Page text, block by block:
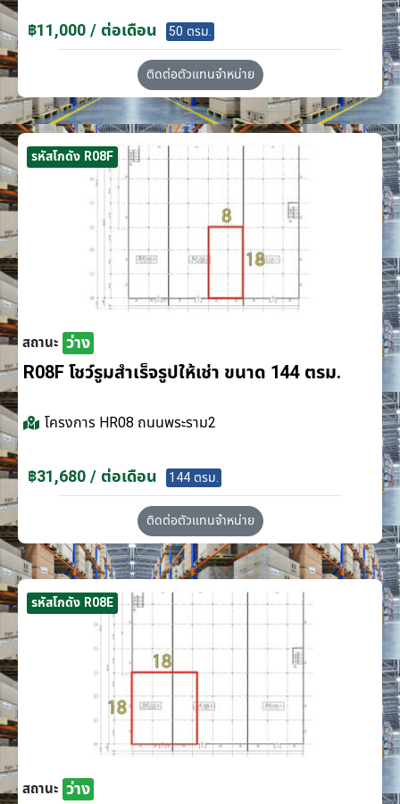
฿11,000 / ต่อเดือน 50 ตรม.
ติดต่อตัวแทนจำหน่าย
รหัสโกดัง R08F
สถานะ ว่าง
R08F โชว์รูมสำเร็จรูปให้เช่า ขนาด 144 ตรม.
โครงการ HR08 ถนนพระราม2
฿31,680 / ต่อเดือน 144 ตรม.
ติดต่อตัวแทนจำหน่าย
รหัสโกดัง R08E
สถานะ ว่าง